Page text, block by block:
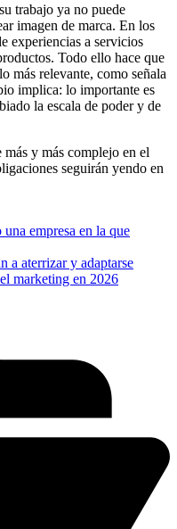
trabajo ya no puede
imagen de marca. En los
experiencias a servicios
Todo ello hace que
más relevante, como señala
implica: lo importante es
la escala de poder y de
y más complejo en el
seguirán yendo en
empresa en la que
a aterrizar y adaptarse
marketing en 2026